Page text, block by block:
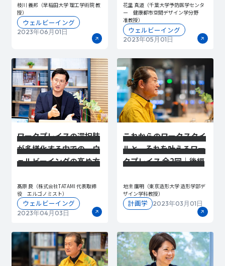
枝川 義邦（早稲田大学 理工学術院 教
授）
2023年06月01日
ウェルビーイング
花里 真道（千葉大学予防医学センタ
ー 健康都市空間デザイン学分野
准教授）
2023年05月01日
ウェルビーイング
ワークプレイスの選択肢
が多様化する中での、ウ
ェルビーイングの高め方
髙原 良（株式会社TATAMI 代表取締
役 エルゴノミスト）
2023年04月03日
ウェルビーイング
これからのワークスタイ
ルと、それを叶えるワー
クプレイス 全2回｜後編
地主 廣明（東京造形大学 造形学部デ
ザイン学科教授）
2023年03月01日
計画学